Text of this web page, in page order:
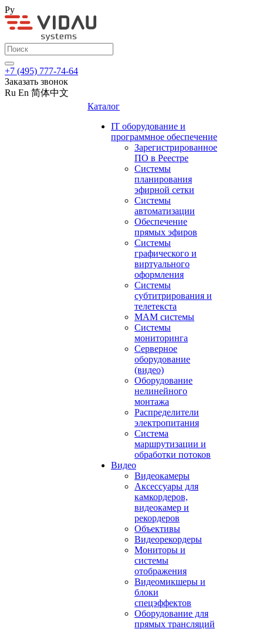
Ру
+7 (495) 777-74-64
Заказать звонок
Ru En 简体中文
Каталог
IT оборудование и
программное обеспечение
Зарегистрированное
ПО в Реестре
Системы
планирования
эфирной сетки
Системы
автоматизации
Обеспечение
прямых эфиров
Системы
графического и
виртуального
оформления
Системы
субтитрирования и
телетекста
MAM системы
Системы
мониторинга
Серверное
оборудование
(видео)
Оборудование
нелинейного
монтажа
Распределители
электропитания
Система
маршрутизации и
обработки потоков
Видео
Видеокамеры
Аксессуары для
камкордеров,
видеокамер и
рекордеров
Объективы
Видеорекордеры
Мониторы и
системы
отображения
Видеомикшеры и
блоки
спецэффектов
Оборудование для
прямых трансляций